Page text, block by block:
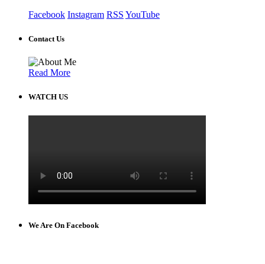
Facebook Instagram RSS YouTube
Contact Us
Read More
WATCH US
We Are On Facebook